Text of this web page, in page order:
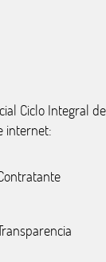
Ciclo Integral
internet: